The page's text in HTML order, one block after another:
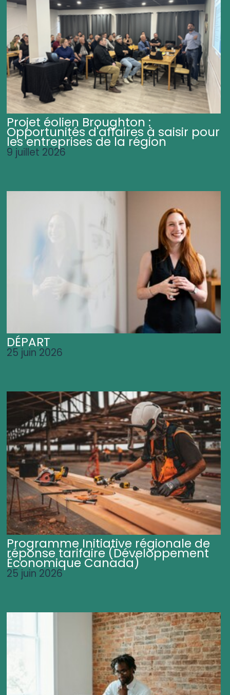
Projet éolien Broughton :
Opportunités d'affaires à saisir pour
les entreprises de la région
9 juillet 2026
DÉPART
25 juin 2026
Programme Initiative régionale de
réponse tarifaire (Développement
Économique Canada)
25 juin 2026